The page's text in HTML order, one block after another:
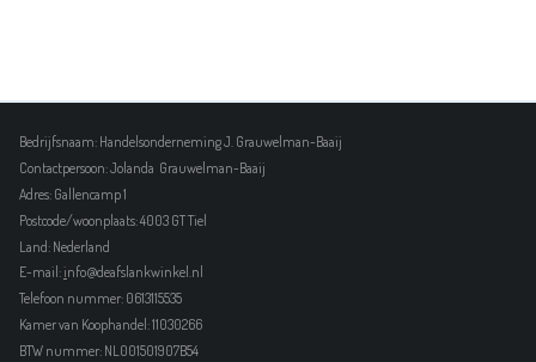
Bedrijfsnaam: Handelsonderneming J. Grauwelman-Baaij
Contactpersoon: Jolanda Grauwelman-Baaij
Adres: Gallencamp 1
Postcode/woonplaats: 4003 GT Tiel
Land: Nederland
E-mail: info@deafslankwinkel.nl
Telefoon nummer: 0613115535
Kamer van Koophandel:11030266
BTW nummer: NL001501907B54